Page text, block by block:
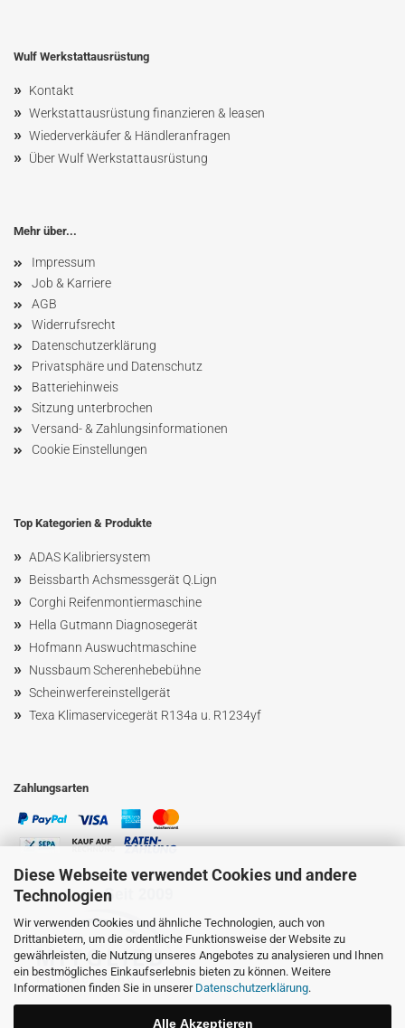
Diese Webseite verwendet Cookies und andere
Technologien
Wir verwenden Cookies und ähnliche Technologien, auch von
Drittanbietern, um die ordentliche Funktionsweise der Website zu
gewährleisten, die Nutzung unseres Angebotes zu analysieren und Ihnen
ein bestmögliches Einkaufserlebnis bieten zu können. Weitere
Informationen finden Sie in unserer Datenschutzerklärung.
Alle Akzeptieren
Wulf Werkstattausrüstung
» Kontakt
» Werkstattausrüstung finanzieren & leasen
» Wiederverkäufer & Händleranfragen
» Über Wulf Werkstattausrüstung
Mehr über...
Impressum
Job & Karriere
AGB
Widerrufsrecht
Datenschutzerklärung
Privatsphäre und Datenschutz
Batteriehinweis
Sitzung unterbrochen
Versand- & Zahlungsinformationen
Cookie Einstellungen
Top Kategorien & Produkte
» ADAS Kalibriersystem
» Beissbarth Achsmessgerät Q.Lign
» Corghi Reifenmontiermaschine
» Hella Gutmann Diagnosegerät
» Hofmann Auswuchtmaschine
» NussbaumScherenhebebühne
» Scheinwerfereinstellgerät
» Texa Klimaservicegerät R134a u. R1234yf
Zahlungsarten